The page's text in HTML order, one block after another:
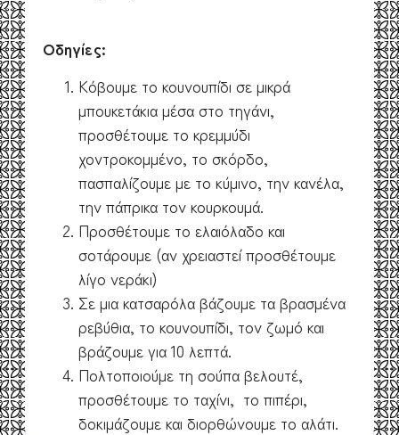
Οδηγίες:
Κόβουμε το κουνουπίδι σε μικρά
μπουκετάκια μέσα στο τηγάνι,
προσθέτουμε το κρεμμύδι
χοντροκομμένο, το σκόρδο,
πασπαλίζουμε με το κύμινο, την κανέλα,
την πάπρικα τον κουρκουμά.
Προσθέτουμε το ελαιόλαδο και
σοτάρουμε (αν χρειαστεί προσθέτουμε
λίγο νεράκι)
Σε μια κατσαρόλα βάζουμε τα βρασμένα
ρεβύθια, το κουνουπίδι, τον ζωμό και
βράζουμε για 10 λεπτά.
Πολτοποιούμε τη σούπα βελουτέ,
προσθέτουμε το ταχίνι, το πιπέρι,
δοκιμάζουμε και διορθώνουμε το αλάτι.